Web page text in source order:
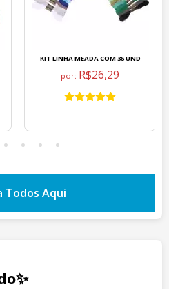
KIT LINHA MEADA COM 36 UND
por: R$26,29
Todos Aqui